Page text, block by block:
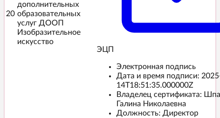
20
дополнительных
образовательных
услуг ДООП
Изобразительное
искусство
ЭЦП️
Электронная подпись
Дата и время подписи:
14T18:51:35.000000Z
Владелец сертификата:
Галина Николаевна
Должность: Директор